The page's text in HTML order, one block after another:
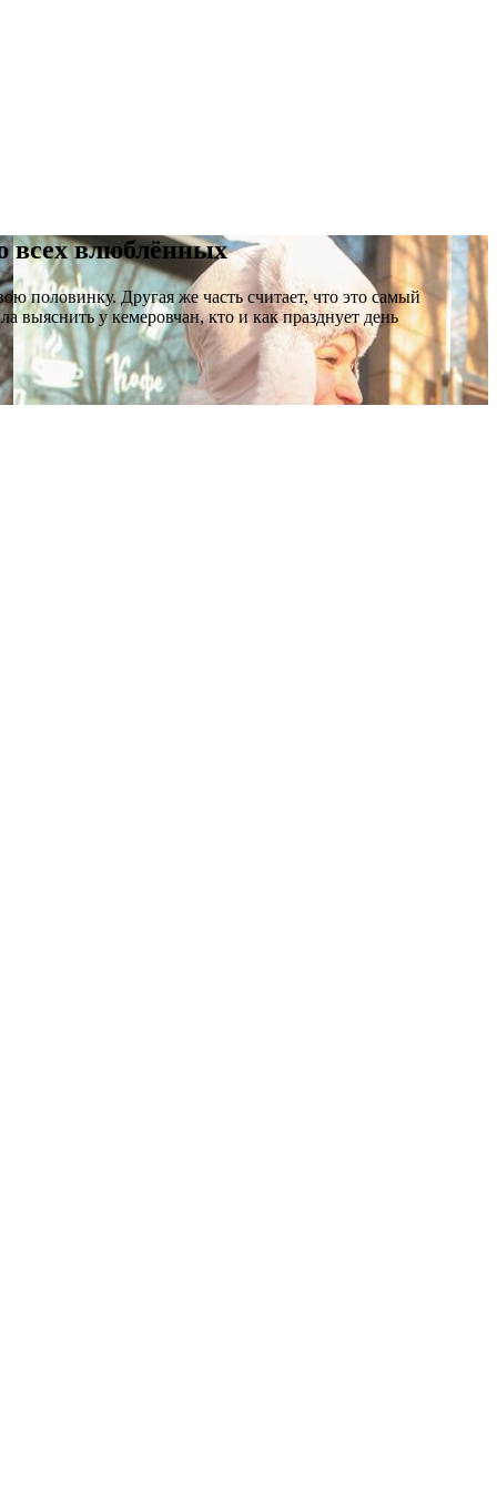
всех влюблённых
половинку. Другая же часть считает, что это самый
выяснить у кемеровчан,кто и как празднует день